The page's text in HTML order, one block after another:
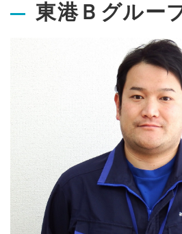
東港Ｂグルー